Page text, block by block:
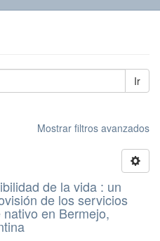
Ir
Mostrar filtros avanzados
de la vida : un
de los servicios
en Bermejo,